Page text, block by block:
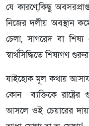
যে কারণে,কিছু
নিজের দলীয় অবস্থান
চেলা, সাগরেদ বা শিষ্য
স্বার্থসিদ্ধিতে শিষ্যগণ
যাইহোক মূল কথায়
কোন ব্যক্তিকে রাষ্ট্রের
আসলে ওই চেয়ারের